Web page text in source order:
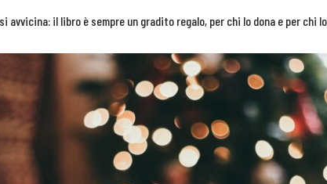
avvicina: il libro è sempre un gradito regalo, per chi lo dona e per chi